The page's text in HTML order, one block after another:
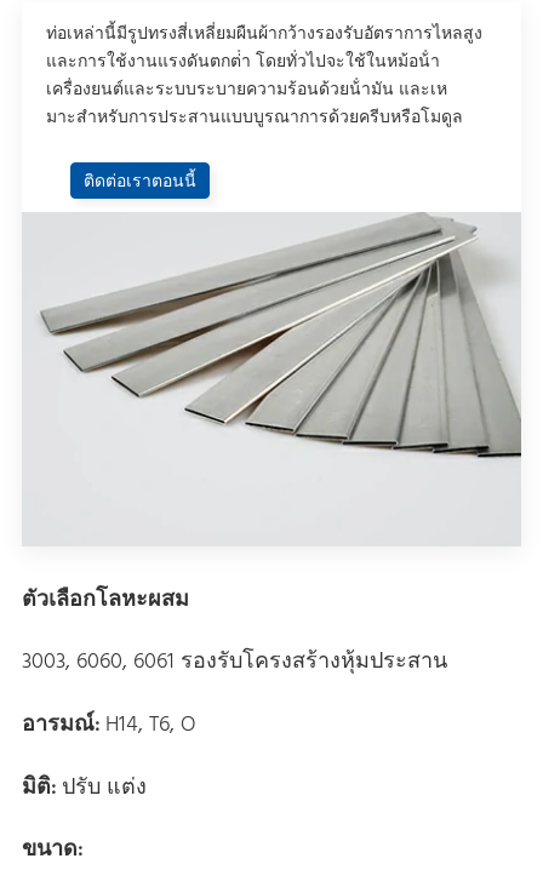
ท่อเหล่านี้มีรูปทรงสี่เหลี่ยมผืนผ้ากว้างรองรับอัตราการไหลสูง
และการใช้งานแรงดันตกต่ํา โดยทั่วไปจะใช้ในหม้อน้ํา
เครื่องยนต์และระบบระบายความร้อนด้วยน้ํามัน และเห
มาะสําหรับการประสานแบบบูรณาการด้วยครีบหรือโมดูล
ติดต่อเราตอนนี้
ตัวเลือกโลหะผสม
3003, 6060, 6061 รองรับโครงสร้างหุ้มประสาน
อารมณ์:H14, T6, O
มิติ:ปรับ แต่ง
ขนาด: